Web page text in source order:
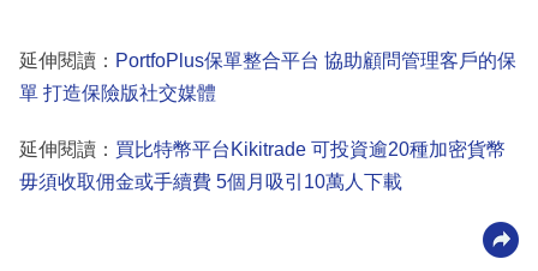
延伸閱讀： PortfoPlus保單整合平台 協助顧問管理客戶的保
單 打造保險版社交媒體
延伸閱讀： 買比特幣平台Kikitrade 可投資逾20種加密貨幣
毋須收取佣金或手續費 5個月吸引10萬人下載